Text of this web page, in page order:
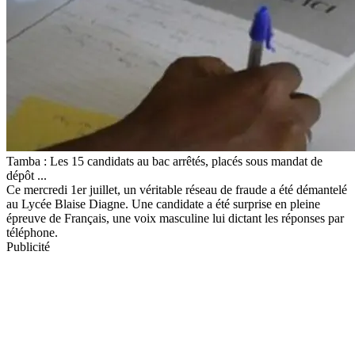
Tamba : Les 15 candidats au bac arrêtés, placés sous mandat de
dépôt ...
Ce mercredi 1er juillet, un véritable réseau de fraude a été démantelé
au Lycée Blaise Diagne. Une candidate a été surprise en pleine
épreuve de Français, une voix masculine lui dictant les réponses par
téléphone.
Publicité